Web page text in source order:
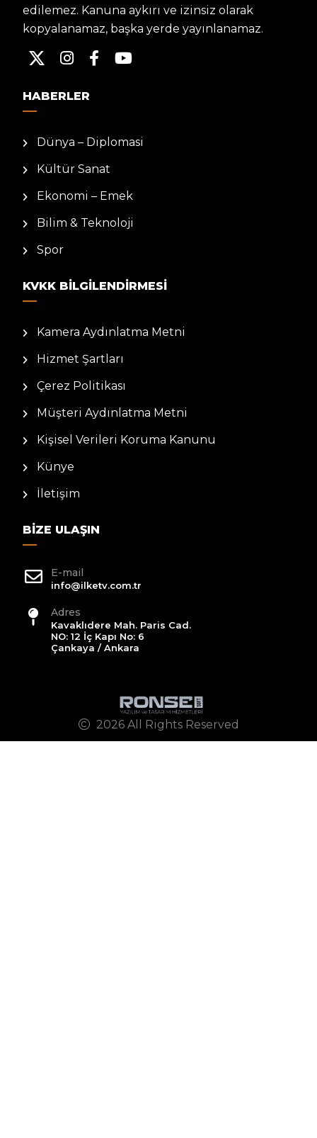
edilemez. Kanuna aykırı ve izinsiz olarak
kopyalanamaz, başka yerde yayınlanamaz.
HABERLER
Dünya – Diplomasi
Kültür Sanat
Ekonomi – Emek
Bilim & Teknoloji
Spor
KVKK BILGILENDIRMESI
Kamera Aydınlatma Metni
Hizmet Şartları
Çerez Politikası
Müşteri Aydınlatma Metni
Kişisel Verileri Koruma Kanunu
Künye
İletişim
BIZE ULAŞIN
E-mail
info@ilketv.com.tr
Adres
Kavaklıdere Mah. Paris Cad.
NO: 12 İç Kapı No: 6
Çankaya / Ankara
2026 All Rights Reserved